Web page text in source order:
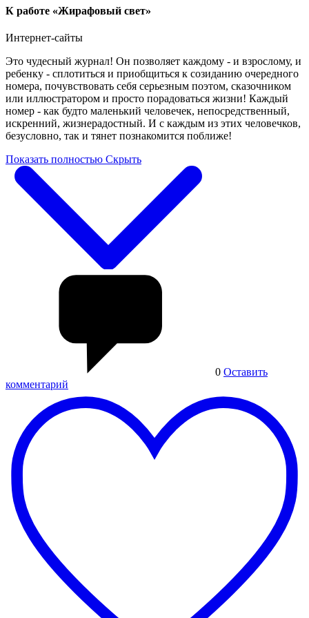
К работе «Жирафовый свет»
Интернет-сайты
Это чудесный журнал! Он позволяет каждому - и взрослому, и
ребенку - сплотиться и приобщиться к созиданию очередного
номера, почувствовать себя серьезным поэтом, сказочником
или иллюстратором и просто порадоваться жизни! Каждый
номер - как будто маленький человечек, непосредственный,
искренний, жизнерадостный. И с каждым из этих человечков,
безусловно, так и тянет познакомится поближе!
Показать полностью Скрыть
0 Оставить
комментарий